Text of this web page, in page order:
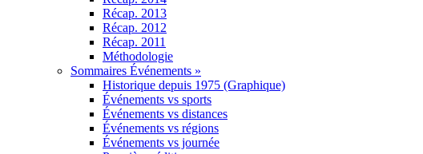
Récap. 2013
Récap. 2012
Récap. 2011
Méthodologie
Sommaires Événements »
Historique depuis 1975 (Graphique)
Événements vs sports
Événements vs distances
Événements vs régions
Événements vs journée